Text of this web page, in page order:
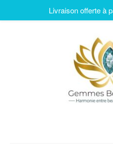
Livraison offerte à